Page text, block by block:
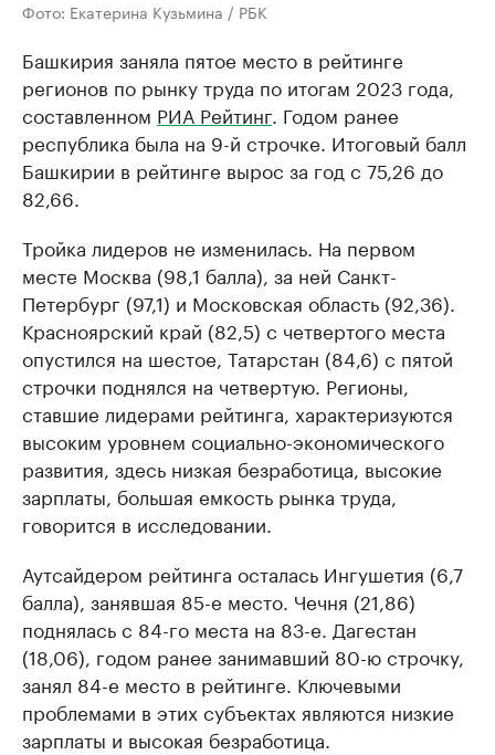
Фото: Екатерина Кузьмина / РБК
Башкирия заняла пятое место в рейтинге
регионов по рынку труда по итогам 2023 года,
составленном РИА Рейтинг. Годом ранее
республика была на 9-й строчке. Итоговый балл
Башкирии в рейтинге вырос за год с 75,26 до
82,66.
Тройка лидеров не изменилась. На первом
месте Москва (98,1 балла), за ней Санкт-
Петербург (97,1) и Московская область (92,36).
Красноярский край (82,5) с четвертого места
опустился на шестое, Татарстан (84,6) с пятой
строчки поднялся на четвертую. Регионы,
ставшие лидерами рейтинга, характеризуются
высоким уровнем социально-экономического
развития, здесь низкая безработица, высокие
зарплаты, большая емкость рынка труда,
говорится в исследовании.
Аутсайдером рейтинга осталась Ингушетия (6,7
балла), занявшая 85-е место. Чечня (21,86)
поднялась с 84-го места на 83-е. Дагестан
(18,06), годом ранее занимавший 80-ю строчку,
занял 84-е место в рейтинге. Ключевыми
проблемами в этих субъектах являются низкие
зарплаты и высокая безработица.